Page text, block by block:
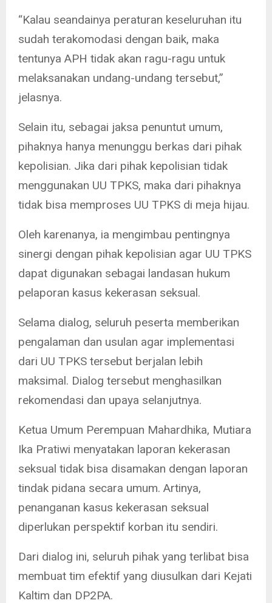
“Kalau seandainya peraturan keseluruhan itu
sudah terakomodasi dengan baik, maka
tentunya APH tidak akan ragu-ragu untuk
melaksanakan undang-undang tersebut,”
jelasnya.
Selain itu, sebagai jaksa penuntut umum,
pihaknya hanya menunggu berkas dari pihak
kepolisian. Jika dari pihak kepolisian tidak
menggunakan UU TPKS, maka dari pihaknya
tidak bisa memproses UU TPKS di meja hijau.
Oleh karenanya, ia mengimbau pentingnya
sinergi dengan pihak kepolisian agar UU TPKS
dapat digunakan sebagai landasan hukum
pelaporan kasus kekerasan seksual.
Selama dialog, seluruh peserta memberikan
pengalaman dan usulan agar implementasi
dari UU TPKS tersebut berjalan lebih
maksimal. Dialog tersebut menghasilkan
rekomendasi dan upaya selanjutnya.
Ketua Umum Perempuan Mahardhika, Mutiara
Ika Pratiwi menyatakan laporan kekerasan
seksual tidak bisa disamakan dengan laporan
tindak pidana secara umum. Artinya,
penanganan kasus kekerasan seksual
diperlukan perspektif korban itu sendiri.
Dari dialog ini, seluruh pihak yang terlibat bisa
membuat tim efektif yang diusulkan dari Kejati
Kaltim dan DP2PA.